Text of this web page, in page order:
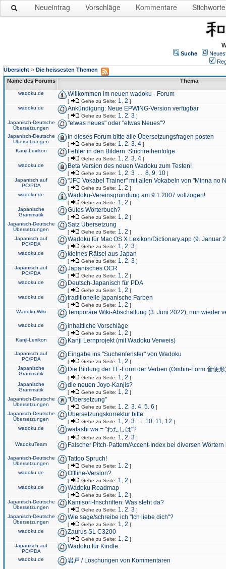
Neueintrag Vorschläge Kommentare Stichworte
Suche
Übersicht » Die heissesten Themen
Name des Forums
Thema
wadoku.de Willkommen im neuen wadoku - Forum
[ Gehe zu Seite: 1 2 ]
wadoku.de
Ankündigung: Neue EPWING-Version verfügbar
[ Gehe zu Seite: 1 2 3 ]
Japanisch-Deutsche
Übersetzungen
"etwas neues" oder "etwas Neues"?
Japanisch-Deutsche
Übersetzungen
In dieses Forum bitte alle Übersetzungsfragen posten
[ Gehe zu Seite: 1 2 3 4 ]
Kanji-Lexikon
Fehler in den Bildern: Strichreihenfolge
[ Gehe zu Seite: 1 2 3 4 ]
wadoku.de
Beta Version des neuen Wadoku zum Testen!
[ Gehe zu Seite: 1 2 3 8 9 10 ]
Japanisch auf
PC/PDA
"JFC Vokabel Trainer" mit allen Vokabeln von "Minna no
[ Gehe zu Seite: 1 2 ]
wadoku.de
Wadoku-Vereinsgründung am 9.1.2007 vollzogen!
[ Gehe zu Seite: 1 2 ]
Japanische
Grammatik
Gutes Wörterbuch?
[ Gehe zu Seite: 1 2 ]
Japanisch-Deutsche
Übersetzungen
Satz Übersetzung
[ Gehe zu Seite: 1 2 ]
Japanisch auf
PC/PDA
Wadoku für Mac OS X Lexikon/Dictionary.app (9. Januar
[ Gehe zu Seite: 1 2 3 ]
wadoku.de
kleines Rätsel aus Japan
[ Gehe zu Seite: 1 2 3 ]
Japanisch auf
PC/PDA
Japanisches OCR
[ Gehe zu Seite: 1 2 ]
wadoku.de
Deutsch-Japanisch für PDA
[ Gehe zu Seite: 1 2 ]
wadoku.de
traditionelle japanische Farben
[ Gehe zu Seite: 1 2 ]
Wadoku-Wiki
Temporäre Wiki-Abschaltung (3. Juni 2022), nun wieder
wadoku.de inhaltliche Vorschläge
[ Gehe zu Seite: 1 2 ]
Kanji-Lexikon
Kanji Lernprojekt (mit Wadoku Verweis)
Japanisch auf
PC/PDA
Eingabe ins "Suchenfenster" von Wadoku
[ Gehe zu Seite: 1 2 ]
Japanische
Grammatik
Die Bildung der TE-Form der Verben (Ombin-Form 音便形
[ Gehe zu Seite: 1 2 ]
Japanische
Grammatik
die neuen Joyo-Kanjis?
[ Gehe zu Seite: 1 2 ]
Japanisch-Deutsche
Übersetzungen
"Übersetzung"
[ Gehe zu Seite: 1 2 3 4 5 6 ]
Japanisch-Deutsche
Übersetzungen
Übersetzungskorrektur bitte
[ Gehe zu Seite: 1 2 3 10 11 12 ]
wadoku.de
watashi wa = "わたしは"?
[ Gehe zu Seite: 1 2 3 ]
WadokuTeam
Falscher Pitch-Pattern/Accent-Index bei diversen
Japanisch-Deutsche
Übersetzungen
Tattoo Spruch!
[ Gehe zu Seite: 1 2 ]
wadoku.de
Offline-Version?
[ Gehe zu Seite: 1 2 ]
wadoku.de
Wadoku Roadmap
[ Gehe zu Seite: 1 2 ]
Japanisch-Deutsche
Übersetzungen
Kamisori-Inschriften: Was steht da?
[ Gehe zu Seite: 1 2 3 ]
Japanisch-Deutsche
Übersetzungen
Wie sage/schreibe ich "Ich liebe dich"?
[ Gehe zu Seite: 1 2 ]
wadoku.de
Zaurus SL C3200
[ Gehe zu Seite: 1 2 ]
Japanisch auf
PC/PDA
Wadoku für Kindle
wadoku.de 岩戸 / Löschungen von Kommentaren